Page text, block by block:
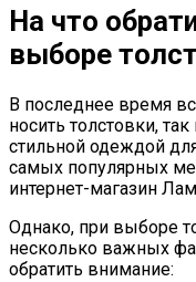
На что
выборе
В последнее время
носить толстовки,
стильной одеждой
самых популярных
интернет-магазин
Однако, при выборе
несколько важных
обратить внимание: